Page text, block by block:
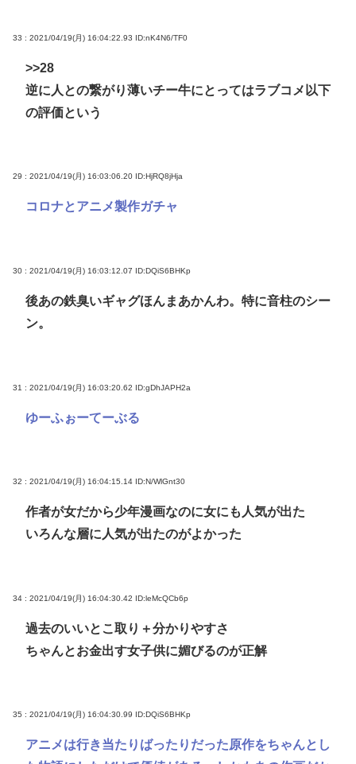
33 : 2021/04/19(月) 16:04:22.93 ID:nK4N6/TF0
>>28
逆に人との繋がり薄いチー牛にとってはラブコメ以下
の評価という
29 : 2021/04/19(月) 16:03:06.20 ID:HjRQ8jHja
コロナとアニメ製作ガチャ
30 : 2021/04/19(月) 16:03:12.07 ID:DQiS6BHKp
後あの鉄臭いギャグほんまあかんわ。特に音柱のシー
ン。
31 : 2021/04/19(月) 16:03:20.62 ID:gDhJAPH2a
ゆーふぉーてーぶる
32 : 2021/04/19(月) 16:04:15.14 ID:N/WlGnt30
作者が女だから少年漫画なのに女にも人気が出た
いろんな層に人気が出たのがよかった
34 : 2021/04/19(月) 16:04:30.42 ID:leMcQCb6p
過去のいいとこ取り＋分かりやすさ
ちゃんとお金出す女子供に媚びるのが正解
35 : 2021/04/19(月) 16:04:30.99 ID:DQiS6BHKp
アニメは行き当たりばったりだった原作をちゃんとし